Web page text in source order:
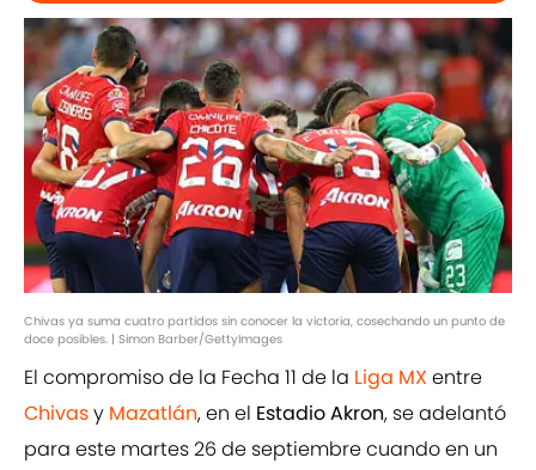
Chivas ya suma cuatro partidos sin conocer la victoria, cosechando un punto de
doce posibles. | Simon Barber/GettyImages
El compromiso de la Fecha 11 de la Liga MX entre
Chivasy Mazatlán, en el Estadio Akron, se adelantó
para este martes 26 de septiembre cuando en un